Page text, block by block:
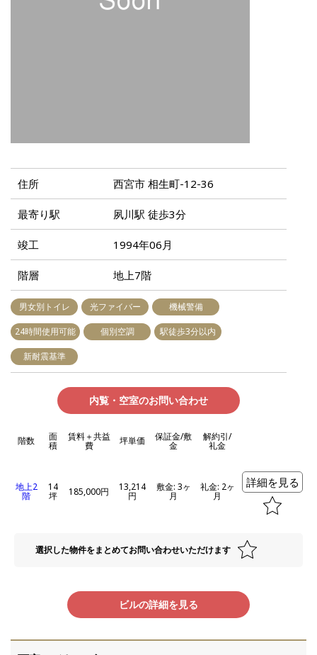
住所 西宮市 相生町-12-36
最寄り駅 夙川駅 徒歩3分
竣工 1994年06月
階層 地上7階
男女別トイレ 光ファイバー 機械警備
24時間使用可能 個別空調 駅徒歩3分以内
新耐震基準
内覧・空室のお問い合わせ
階数 面
積
賃料＋共益
費 坪単価 保証金/敷
金
解約引/
礼金
地上2
階
14
坪 185,000円 13,214
円
敷金: 3ヶ
月
礼金: 2ヶ
月
詳細を見る
選択した物件をまとめてお問い合わせいただけます
ビルの詳細を見る